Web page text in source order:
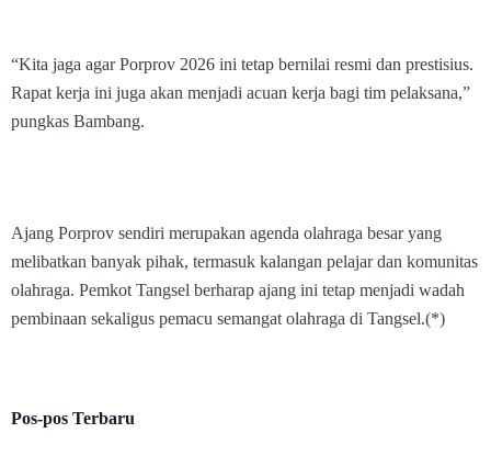
“Kita jaga agar Porprov 2026 ini tetap bernilai resmi dan prestisius.
Rapat kerja ini juga akan menjadi acuan kerja bagi tim pelaksana,”
pungkas Bambang.
Ajang Porprov sendiri merupakan agenda olahraga besar yang
melibatkan banyak pihak, termasuk kalangan pelajar dan komunitas
olahraga. Pemkot Tangsel berharap ajang ini tetap menjadi wadah
pembinaan sekaligus pemacu semangat olahraga di Tangsel.(*)
Pos-pos Terbaru